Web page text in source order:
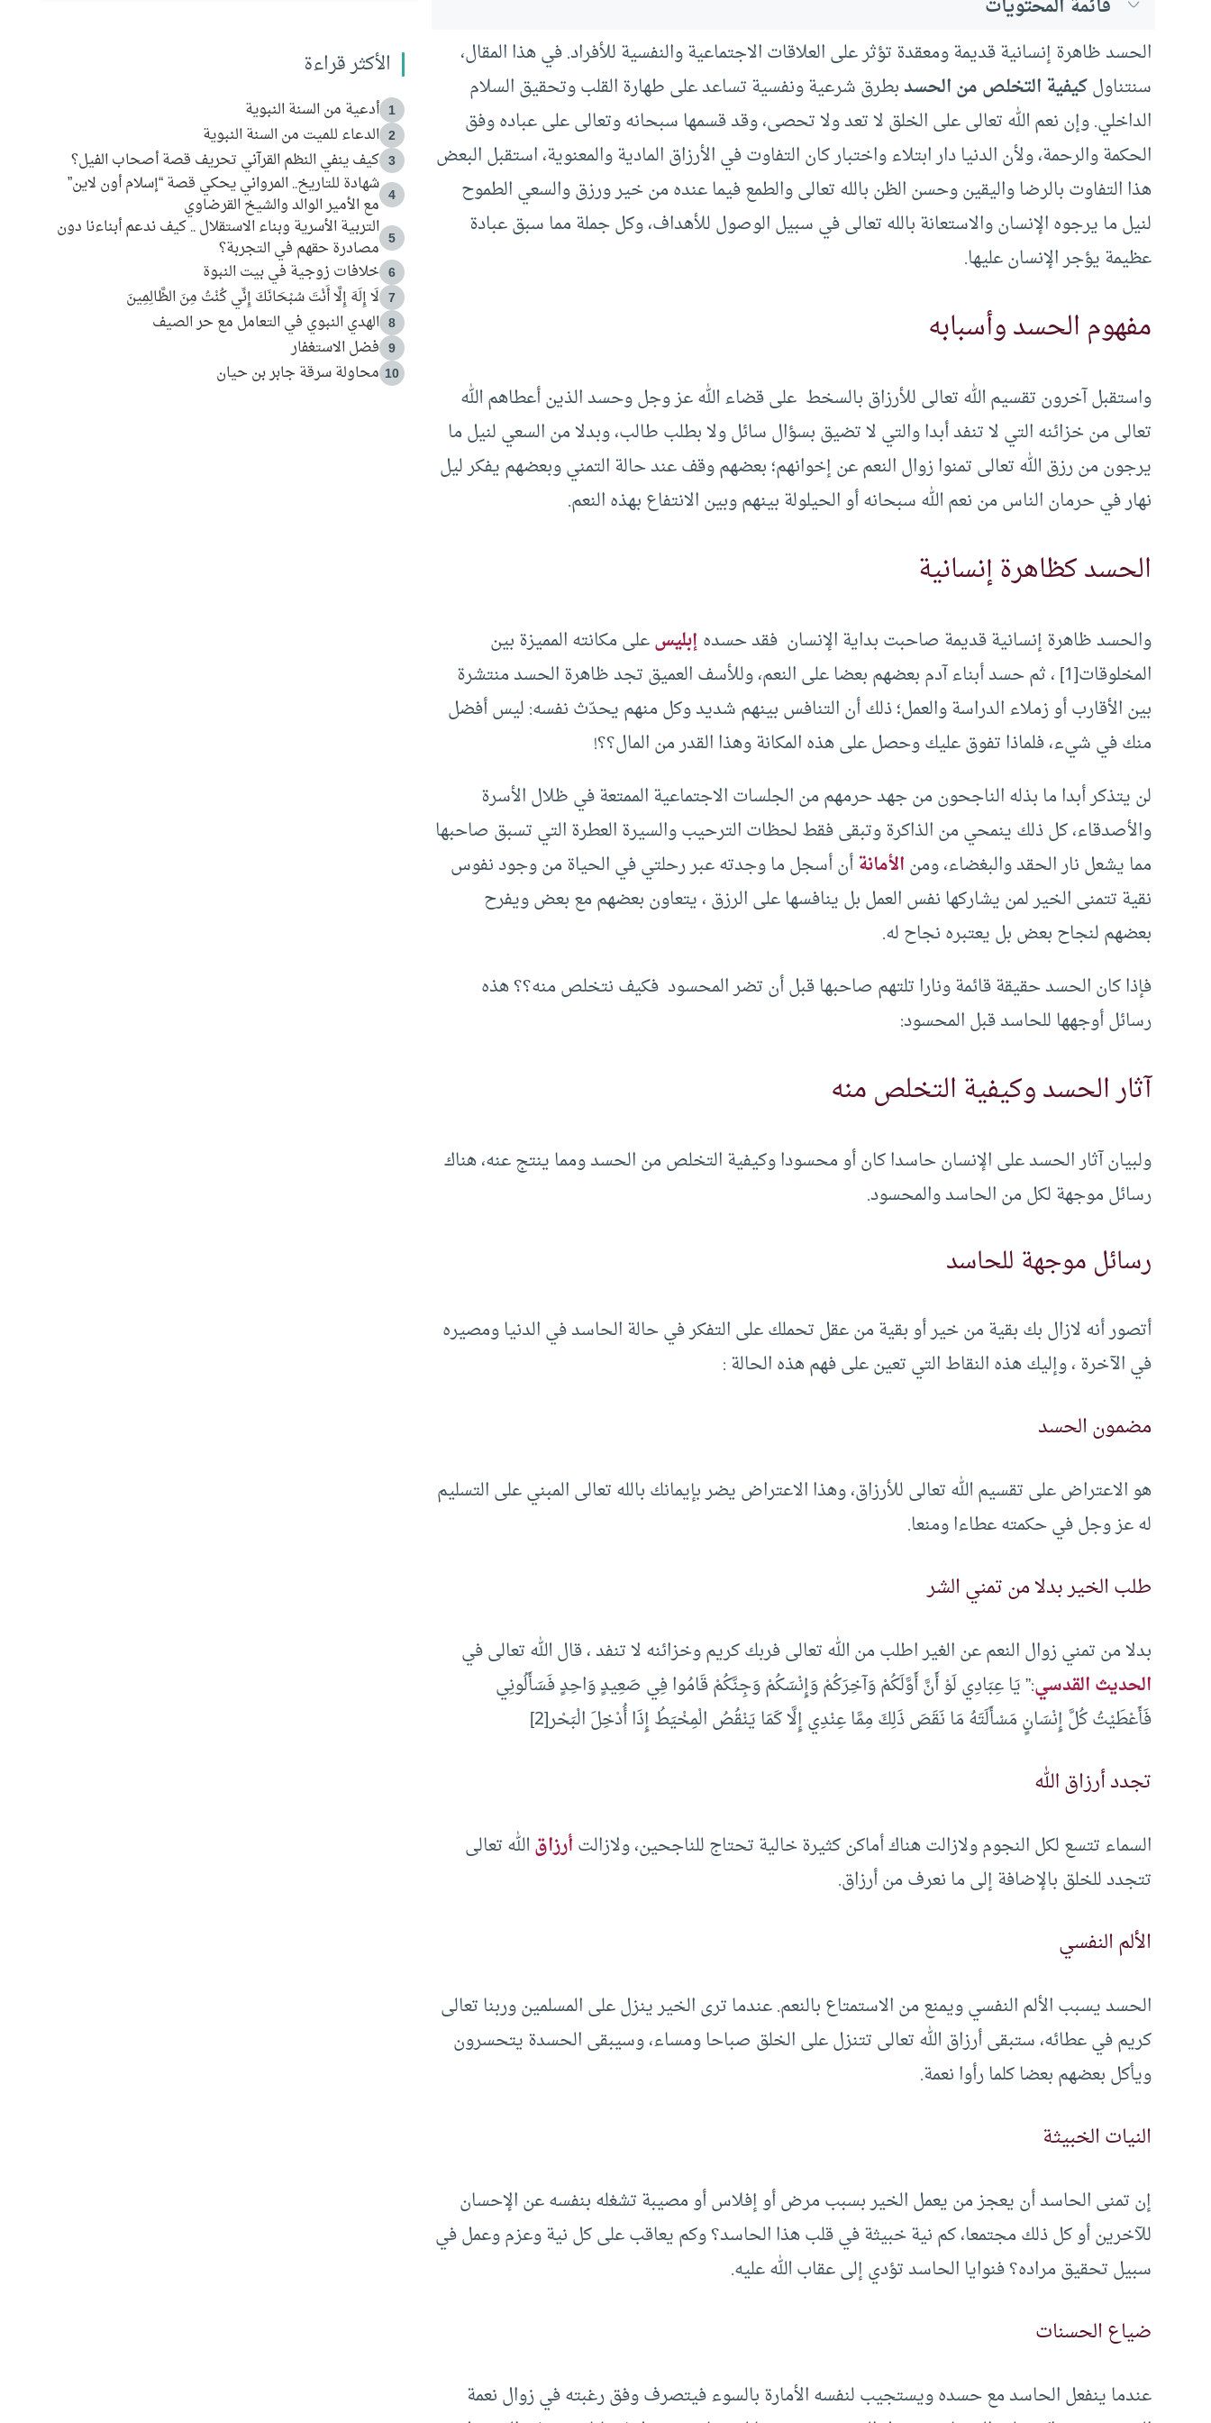
قائمة المحتويات
الحسد ظاهرة إنسانية قديمة ومعقدة تؤثر على العلاقات الاجتماعية والنفسية للأفراد. في هذا المقال،
سنتناولكيفية التخلص من الحسدبطرق شرعية ونفسية تساعد على طهارة القلب وتحقيق السلام
الداخلي. وإن نعم الله تعالى على الخلق لا تعد ولا تحصى، وقد قسمها سبحانه وتعالى على عباده وفق
الحكمة والرحمة، ولأن الدنيا دار ابتلاء واختبار كان التفاوت في الأرزاق المادية والمعنوية، استقبل البعض
هذا التفاوت بالرضا واليقين وحسن الظن بالله تعالى والطمع فيما عنده من خير ورزق والسعي الطموح
لنيل ما يرجوه الإنسان والاستعانة بالله تعالى في سبيل الوصول للأهداف، وكل جملة مما سبق عبادة
عظيمة يؤجر الإنسان عليها.
مفهوم الحسد وأسبابه
واستقبل آخرون تقسيم الله تعالى للأرزاق بالسخط على قضاء الله عز وجل وحسد الذين أعطاهم الله
تعالى من خزائنه التي لا تنفد أبدا والتي لا تضيق بسؤال سائل ولا بطلب طالب، وبدلا من السعي لنيل ما
يرجون من رزق الله تعالى تمنوا زوال النعم عن إخوانهم؛ بعضهم وقف عند حالة التمني وبعضهم يفكر ليل
نهار في حرمان الناس من نعم الله سبحانه أو الحيلولة بينهم وبين الانتفاع بهذه النعم.
الحسد كظاهرة إنسانية
والحسد ظاهرة إنسانية قديمة صاحبت بداية الإنسان فقد حسدهإبليسعلى مكانته المميزة بين
المخلوقات[1] ، ثم حسد أبناء آدم بعضهم بعضا على النعم، وللأسف العميق تجد ظاهرة الحسد منتشرة
بين الأقارب أو زملاء الدراسة والعمل؛ ذلك أن التنافس بينهم شديد وكل منهم يحدّث نفسه: ليس أفضل
منك في شيء، فلماذا تفوق عليك وحصل على هذه المكانة وهذا القدر من المال؟؟!
لن يتذكر أبدا ما بذله الناجحون من جهد حرمهم من الجلسات الاجتماعية الممتعة في ظلال الأسرة
والأصدقاء، كل ذلك ينمحي من الذاكرة وتبقى فقط لحظات الترحيب والسيرة العطرة التي تسبق صاحبها
مما يشعل نار الحقد والبغضاء، ومنالأمانةأن أسجل ما وجدته عبر رحلتي في الحياة من وجود نفوس
نقية تتمنى الخير لمن يشاركها نفس العمل بل ينافسها على الرزق ، يتعاون بعضهم مع بعض ويفرح
بعضهم لنجاح بعض بل يعتبره نجاح له.
فإذا كان الحسد حقيقة قائمة ونارا تلتهم صاحبها قبل أن تضر المحسود فكيف نتخلص منه؟؟ هذه
رسائل أوجهها للحاسد قبل المحسود:
آثار الحسد وكيفية التخلص منه
ولبيان آثار الحسد على الإنسان حاسدا كان أو محسودا وكيفية التخلص من الحسد ومما ينتج عنه، هناك
رسائل موجهة لكل من الحاسد والمحسود.
رسائل موجهة للحاسد
أتصور أنه لازال بك بقية من خير أو بقية من عقل تحملك على التفكر في حالة الحاسد في الدنيا ومصيره
في الآخرة ، وإليك هذه النقاط التي تعين على فهم هذه الحالة :
مضمون الحسد
هو الاعتراض على تقسيم الله تعالى للأرزاق، وهذا الاعتراض يضر بإيمانك بالله تعالى المبني على التسليم
له عز وجل في حكمته عطاءا ومنعا.
طلب الخير بدلا من تمني الشر
بدلا من تمني زوال النعم عن الغير اطلب من الله تعالى فربك كريم وخزائنه لا تنفد ، قال الله تعالى في
الحديث القدسي:” يَا عِبَادِي لَوْ أَنَّ أَوَّلَكُمْ وَآخِرَكُمْ وَإِنْسَكُمْ وَجِنَّكُمْ قَامُوا فِي صَعِيدٍ وَاحِدٍ فَسَأَلُونِي
فَأَعْطَيْتُ ‌كُلَّ ‌إِنْسَانٍ ‌مَسْأَلَتَهُ مَا نَقَصَ ذَلِكَ مِمَّا عِنْدِي إِلَّا كَمَا يَنْقُصُ الْمِخْيَطُ إِذَا أُدْخِلَ الْبَحْر[2]
تجدد أرزاق الله
السماء تتسع لكل النجوم ولازالت هناك أماكن كثيرة خالية تحتاج للناجحين، ولازالتأرزاقالله تعالى
تتجدد للخلق بالإضافة إلى ما نعرف من أرزاق.
الألم النفسي
الحسد يسبب الألم النفسي ويمنع من الاستمتاع بالنعم. عندما ترى الخير ينزل على المسلمين وربنا تعالى
كريم في عطائه، ستبقى أرزاق الله تعالى تتنزل على الخلق صباحا ومساء، وسيبقى الحسدة يتحسرون
ويأكل بعضهم بعضا كلما رأوا نعمة.
النيات الخبيثة
إن تمنى الحاسد أن يعجز من يعمل الخير بسبب مرض أو إفلاس أو مصيبة تشغله بنفسه عن الإحسان
للآخرين أو كل ذلك مجتمعا، كم نية خبيثة في قلب هذا الحاسد؟ وكم يعاقب على كل نية وعزم وعمل في
سبيل تحقيق مراده؟ فنوايا الحاسد تؤدي إلى عقاب الله عليه.
ضياع الحسنات
عندما ينفعل الحاسد مع حسده ويستجيب لنفسه الأمارة بالسوء فيتصرف وفق رغبته في زوال نعمة
الأكثر قراءة
1 أدعية من السنة النبوية
2 الدعاء للميت من السنة النبوية
3 كيف ينفي النظم القرآني تحريف قصة أصحاب الفيل؟
4
شهادة للتاريخ.. المرواني يحكي قصة “إسلام أون لاين”
مع الأمير الوالد والشيخ القرضاوي
5
التربية الأسرية وبناء الاستقلال .. كيف ندعم أبناءنا دون
مصادرة حقهم في التجربة؟
6 خلافات زوجية في بيت النبوة
7 لَا إِلَهَ إِلَّا أَنْتَ سُبْحَانَكَ إِنِّي كُنْتُ مِنَ الظَّالِمِينَ
8 الهدي النبوي في التعامل مع حر الصيف
9 فضل الاستغفار
10 محاولة سرقة جابر بن حيان